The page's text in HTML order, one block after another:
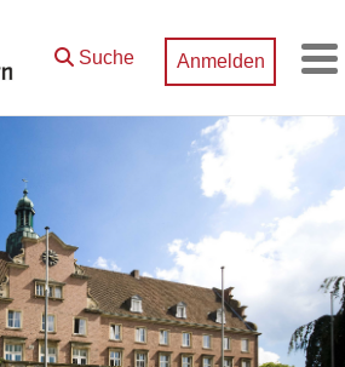
Suche Anmelden